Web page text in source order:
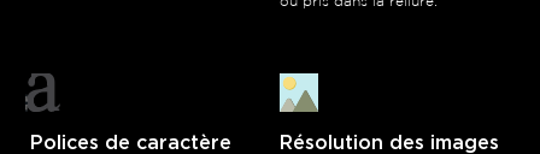
Polices de caractère Résolution des images